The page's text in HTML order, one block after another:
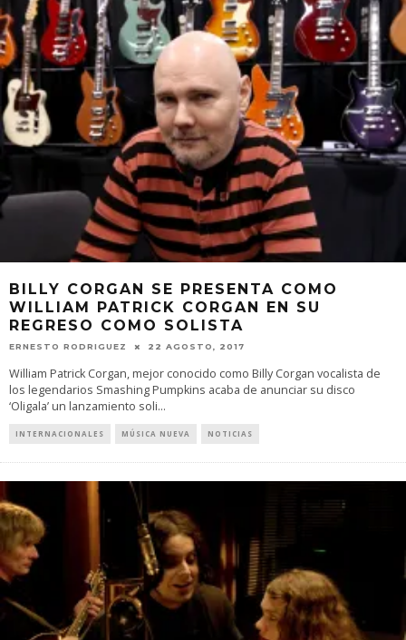
BILLY CORGAN SE PRESENTA COMO
WILLIAM PATRICK CORGAN EN SU
REGRESO COMO SOLISTA
ERNESTO RODRIGUEZ 22 AGOSTO, 2017
William Patrick Corgan, mejor conocido como Billy Corgan vocalista de
los legendarios Smashing Pumpkins acaba de anunciar su disco
‘Oligala’ un lanzamiento soli...
INTERNACIONALES MÚSICA NUEVA NOTICIAS